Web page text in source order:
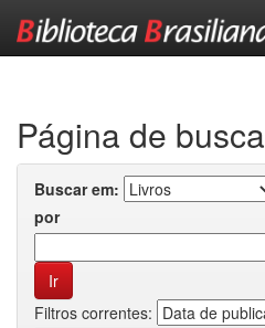
Página de busca
Buscar em:
por
Filtros correntes: